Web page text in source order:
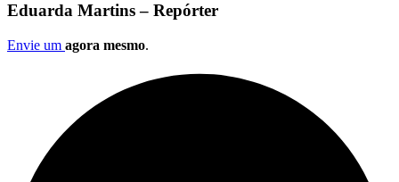
Eduarda Martins – Repórter
Envie um agora mesmo.